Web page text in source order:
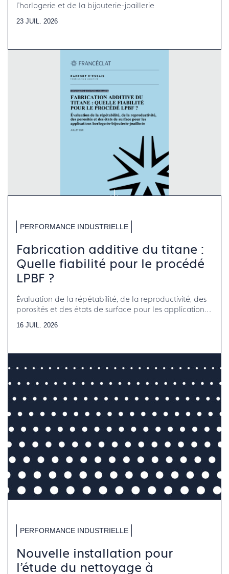
l'horlogerie et de la bijouterie-joaillerie
23 JUIL. 2026
PERFORMANCE INDUSTRIELLE
Fabrication additive du titane :
Quelle fiabilité pour le procédé
LPBF ?
Évaluation de la répétabilité, de la reproductivité, des
porosités et des états de surface pour les applications
16 JUIL. 2026
PERFORMANCE INDUSTRIELLE
Nouvelle installation pour
l’étude du nettoyage à